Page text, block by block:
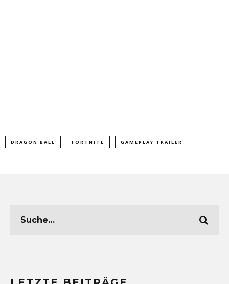
DRAGON BALL FORTNITE GAMEPLAY TRAILER